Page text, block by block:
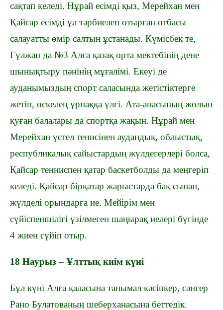
сақтап келеді. Нұрай есімді қыз, Мерейхан мен
Қайсар есімді ұл тәрбиелеп отырған отбасы
салауатты өмір салтын ұстанады. Күмісбек те,
Гүлжан да №3 Алға қазақ орта мектебінің дене
шынықтыру пәнінің мұғалімі. Екеуі де
ауданымыздың спорт саласында жетістіктерге
жетіп, өскелең ұрпаққа үлгі. Ата-анасының жолын
қуған балалары да спортқа жақын. Нұрай мен
Мерейхан үстел тенисінен аудандық, облыстық,
республикалық сайыстардың жүлдегерлері болса,
Қайсар тенниспен қатар баскетболды да меңгеріп
келеді. Қайсар бірқатар жарыстарда бақ сынап,
жүлделі орындарға ие. Мейірім мен
сүйіспеншілігі үзілмеген шаңырақ иелері бүгінде
4 жиен сүйіп отыр.
18 Наурыз – Ұлттық киім күні
Бұл күні Алға қаласына танымал кәсіпкер, сәнгер
Рано Булатованың шеберханасына беттедік.